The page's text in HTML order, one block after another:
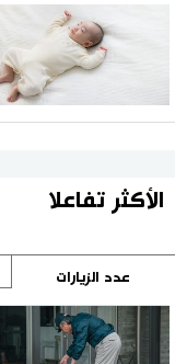
الأكثر تفاعلا
عدد الزيارات